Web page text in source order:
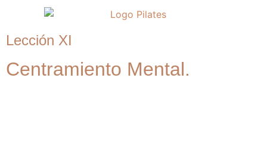
Lección XI
Centramiento Mental.